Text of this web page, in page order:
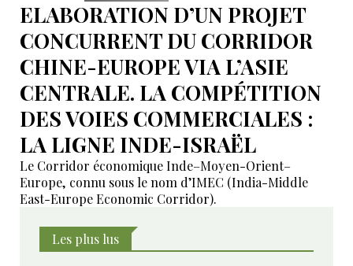
ELABORATION D’UN PROJET
CONCURRENT DU CORRIDOR
CHINE-EUROPE VIA L’ASIE
CENTRALE. LA COMPÉTITION
DES VOIES COMMERCIALES :
LA LIGNE INDE-ISRAËL
Le Corridor économique Inde–Moyen-Orient–
Europe, connu sous le nom d’IMEC (India-Middle
East-Europe Economic Corridor).
Les plus lus